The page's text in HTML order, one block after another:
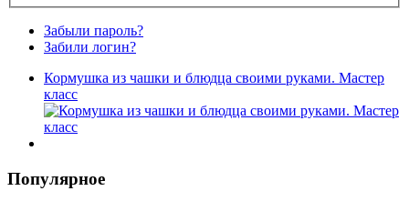
Забыли пароль?
Забили логин?
Кормушка из чашки и блюдца своими руками. Мастер
класс
Популярное